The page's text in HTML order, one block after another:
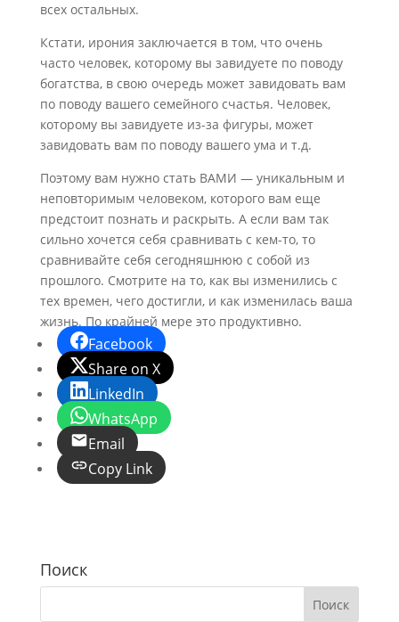
всех остальных.
Кстати, ирония заключается в том, что очень
часто человек, которому вы завидуете по поводу
богатства, в свою очередь может завидовать вам
по поводу вашего семейного счастья. Человек,
которому вы завидуете из-за фигуры, может
завидовать вам по поводу вашего ума и т.д.
Поэтому вам нужно стать ВАМИ — уникальным и
неповторимым человеком, которого вам еще
предстоит познать и раскрыть. А если вам так
сильно хочется себя сравнивать с кем-то, то
сравнивайте себя сегодняшнюю с собой из
прошлого. Смотрите на то, как вы изменились с
тех времен, чего достигли, и как изменилась ваша
жизнь. По крайней мере это продуктивно.
Facebook
Share on X
LinkedIn
WhatsApp
Email
Copy Link
Поиск